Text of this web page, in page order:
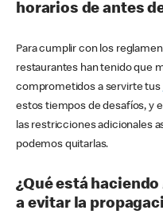
horarios de antes
Para cumplir con los
restaurantes han tenido que
comprometidos a servirte tus
estos tiempos de desafíos, y
las restricciones adicionales
podemos quitarlas.
¿Qué está
a evitar la